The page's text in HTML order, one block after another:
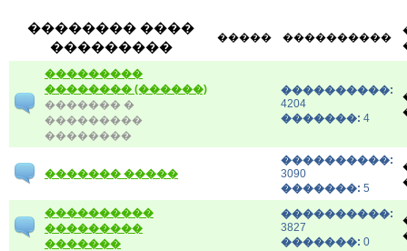
�������� ����
���������
����� ����������
���������
�������� (������)
������� �
���������
��������
����������:
4204
�������: 4
������� �����
����������:
3090
�������: 5
����������
���������
�������
����������:
3827
�������: 0